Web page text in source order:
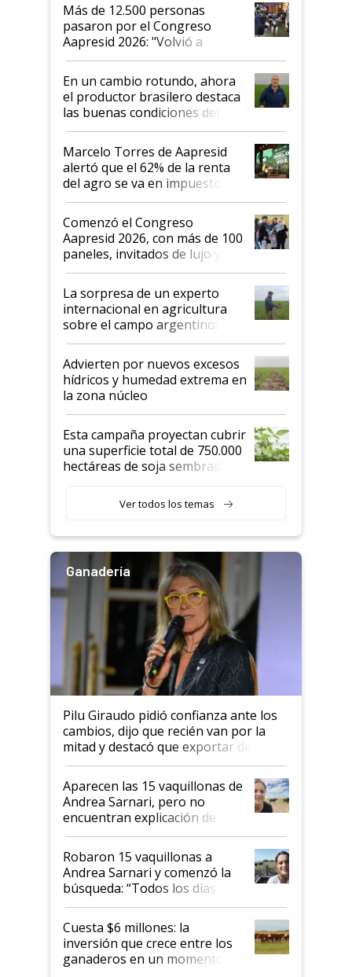
Más de 12.500 personas
pasaron por el Congreso
Aapresid 2026: "Volvió a
demostrar que hablar del
suelo es hablar de todo el
sistema productivo"
En un cambio rotundo, ahora
el productor brasilero destaca
las buenas condiciones del
agro argentino para invertir:
"Los veo más motivados"
Marcelo Torres de Aapresid
alertó que el 62% de la renta
del agro se va en impuestos:
"No es bueno que en
Argentina se sigan discutiendo
las mismas cosas de hace 50
años"
Comenzó el Congreso
Aapresid 2026, con más de 100
paneles, invitados de lujo y
todas las tendencias
La sorpresa de un experto
internacional en agricultura
sobre el campo argentino:
"Estoy muy impresionado"
Advierten por nuevos excesos
hídricos y humedad extrema en
la zona núcleo
Esta campaña proyectan cubrir
una superficie total de 750.000
hectáreas de soja sembradas
variedades que marcan un
salto tecnológico en genética y
Ver todos los temas
Ganadería
Pilu Giraudo pidió confianza ante los
cambios, dijo que recién van por la
mitad y destacó que exportar dejó de
ser "para unos pocos": "Tenemos un
mandato muy claro del gobierno
nacional"
Aparecen las 15 vaquillonas de
Andrea Sarnari, pero no
encuentran explicación de
cómo llegaron allí
Robaron 15 vaquillonas a
Andrea Sarnari y comenzó la
búsqueda: “Todos los días le
toca a algún productor”
Cuesta $6 millones: la
inversión que crece entre los
ganaderos en un momento